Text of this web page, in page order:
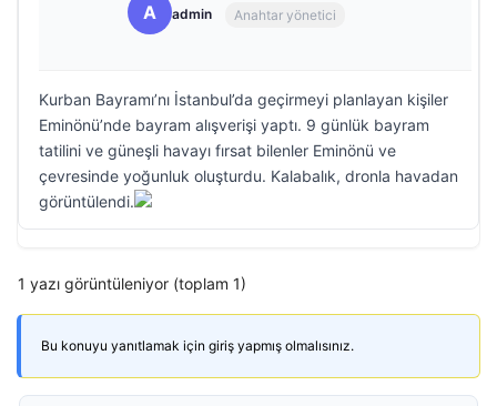
A admin Anahtar yönetici
Kurban Bayramı’nı İstanbul’da geçirmeyi planlayan kişiler
Eminönü’nde bayram alışverişi yaptı. 9 günlük bayram
tatilini ve güneşli havayı fırsat bilenler Eminönü ve
çevresinde yoğunluk oluşturdu. Kalabalık, dronla havadan
görüntülendi.
1 yazı görüntüleniyor (toplam 1)
Bu konuyu yanıtlamak için giriş yapmış olmalısınız.